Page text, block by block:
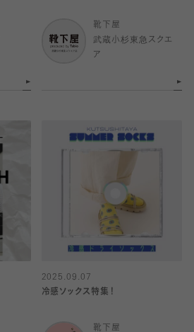
靴下屋
武蔵小杉東急スクエ
ア
2025.09.07
冷感ソックス特集！
靴下屋